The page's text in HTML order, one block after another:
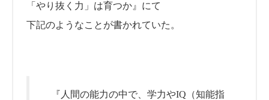
「やり抜く力」は育つか』にて
下記のようなことが書かれていた。
『人間の能力の中で、学力やIQ（知能指